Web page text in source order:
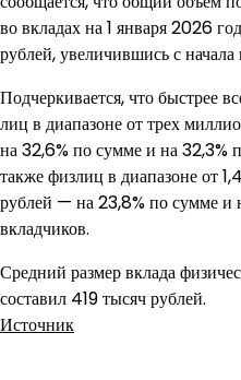
во вкладах на 1 января 2026
рублей, увеличившись с начала
Подчеркивается, что быстрее
лиц в диапазоне от трех
на 32,6% по сумме и на 32,3%
также физлиц в диапазоне от
рублей — на 23,8% по сумме и
вкладчиков.
Средний размер вклада
составил 419 тысяч рублей.
Источник